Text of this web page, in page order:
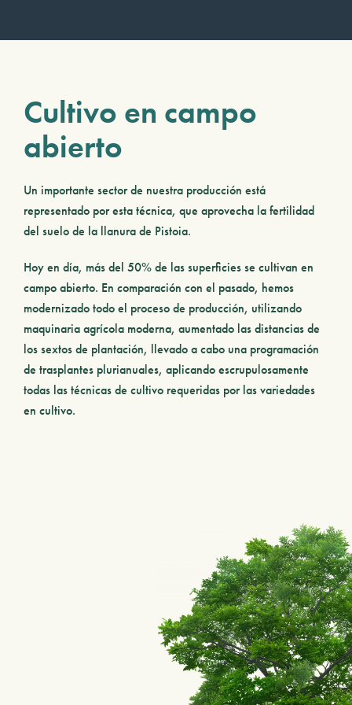
Cultivo en campo
abierto
Un importante sector de nuestra producción está
representado por esta técnica, que aprovecha la fertilidad
del suelo de la llanura de Pistoia.
Hoy en día, más del 50% de las superficies se cultivan en
campo abierto. En comparación con el pasado, hemos
modernizado todo el proceso de producción, utilizando
maquinaria agrícola moderna, aumentado las distancias de
los sextos de plantación, llevado a cabo una programación
de trasplantes plurianuales, aplicando escrupulosamente
todas las técnicas de cultivo requeridas por las variedades
en cultivo.